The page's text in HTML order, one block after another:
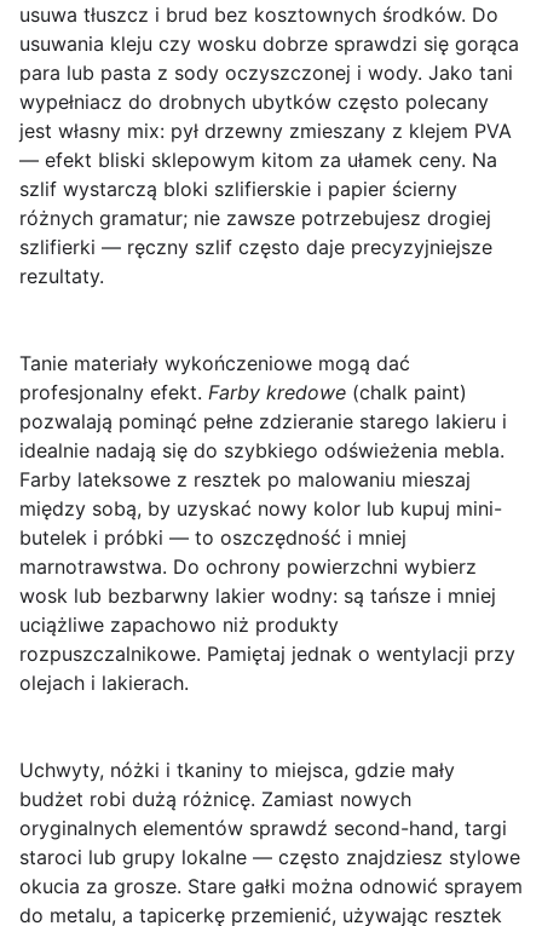
usuwa tłuszcz i brud bez kosztownych środków. Do
usuwania kleju czy wosku dobrze sprawdzi się gorąca
para lub pasta z sody oczyszczonej i wody. Jako tani
wypełniacz do drobnych ubytków często polecany
jest własny mix: pył drzewny zmieszany z klejem PVA
— efekt bliski sklepowym kitom za ułamek ceny. Na
szlif wystarczą bloki szlifierskie i papier ścierny
różnych gramatur; nie zawsze potrzebujesz drogiej
szlifierki — ręczny szlif często daje precyzyjniejsze
rezultaty.
Tanie materiały wykończeniowe mogą dać
profesjonalny efekt. Farby kredowe (chalk paint)
pozwalają pominąć pełne zdzieranie starego lakieru i
idealnie nadają się do szybkiego odświeżenia mebla.
Farby lateksowe z resztek po malowaniu mieszaj
między sobą, by uzyskać nowy kolor lub kupuj mini-
butelek i próbki — to oszczędność i mniej
marnotrawstwa. Do ochrony powierzchni wybierz
wosk lub bezbarwny lakier wodny: są tańsze i mniej
uciążliwe zapachowo niż produkty
rozpuszczalnikowe. Pamiętaj jednak o wentylacji przy
olejach i lakierach.
Uchwyty, nóżki i tkaniny to miejsca, gdzie mały
budżet robi dużą różnicę. Zamiast nowych
oryginalnych elementów sprawdź second-hand, targi
staroci lub grupy lokalne — często znajdziesz stylowe
okucia za grosze. Stare gałki można odnowić sprayem
do metalu, a tapicerkę przemienić, używając resztek